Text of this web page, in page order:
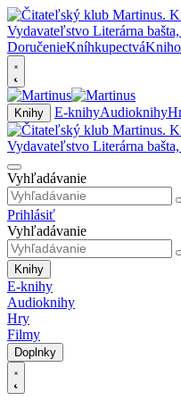
DoručenieKníhkupectvá
Knihy E-knihyAudioknihy
Vyhľadávanie
Prihlásiť
Vyhľadávanie
Knihy
E-knihy
Audioknihy
Hry
Filmy
Doplnky